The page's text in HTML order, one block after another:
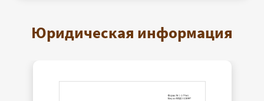
Юридическая информация